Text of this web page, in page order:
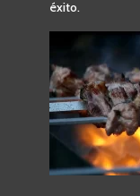
éxito.